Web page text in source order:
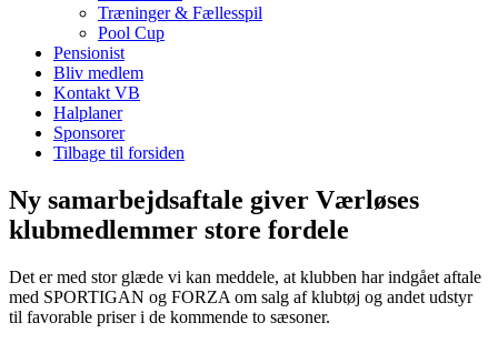
Træninger & Fællesspil
Pool Cup
Pensionist
Bliv medlem
Kontakt VB
Halplaner
Sponsorer
Tilbage til forsiden
Ny samarbejdsaftale giver Værløses
klubmedlemmer store fordele
Det er med stor glæde vi kan meddele, at klubben har indgået aftale
med SPORTIGAN og FORZA om salg af klubtøj og andet udstyr
til favorable priser i de kommende to sæsoner.